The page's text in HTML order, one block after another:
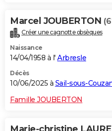
Marcel JOUBERTON
Créer une cagnotte obsèques
Naissance
14/04/1958 à l' Arbresle
Décès
10/06/2025 à Sail-sous-
Famille JOUBERTON